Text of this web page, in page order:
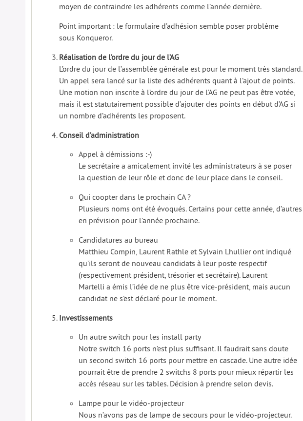
moyen de contraindre les adhérents comme l’année dernière.
Point important : le formulaire d’adhésion semble poser problème
sous Konqueror.
Réalisation de l’ordre du jour de l’AG
L’ordre du jour de l’assemblée générale est pour le moment très standard.
Un appel sera lancé sur la liste des adhérents quant à l’ajout de points.
Une motion non inscrite à l’ordre du jour de l’AG ne peut pas être votée,
mais il est statutairement possible d’ajouter des points en début d’AG si
un nombre d’adhérents les proposent.
Conseil d’administration
Appel à démissions :-)
Le secrétaire a amicalement invité les administrateurs à se poser
la question de leur rôle et donc de leur place dans le conseil.
Qui coopter dans le prochain CA ?
Plusieurs noms ont été évoqués. Certains pour cette année, d’autres
en prévision pour l’année prochaine.
Candidatures au bureau
Matthieu Compin, Laurent Rathle et Sylvain Lhullier ont indiqué
qu’ils seront de nouveau candidats à leur poste respectif
(respectivement président, trésorier et secrétaire). Laurent
Martelli a émis l’idée de ne plus être vice-président, mais aucun
candidat ne s’est déclaré pour le moment.
Investissements
Un autre switch pour les install party
Notre switch 16 ports n’est plus suffisant. Il faudrait sans doute
un second switch 16 ports pour mettre en cascade. Une autre idée
pourrait être de prendre 2 switchs 8 ports pour mieux répartir les
accès réseau sur les tables. Décision à prendre selon devis.
Lampe pour le vidéo-projecteur
Nous n’avons pas de lampe de secours pour le vidéo-projecteur.